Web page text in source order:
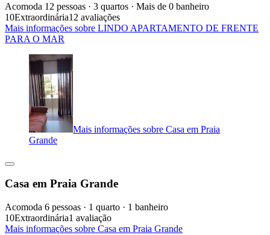
Acomoda 12 pessoas · 3 quartos · Mais de 0 banheiro
10Extraordinária12 avaliações
Mais informações sobre LINDO APARTAMENTO DE FRENTE
PARA O MAR
Mais informações sobre Casa em Praia
Grande
Casa em Praia Grande
Acomoda 6 pessoas · 1 quarto · 1 banheiro
10Extraordinária1 avaliação
Mais informações sobre Casa em Praia Grande